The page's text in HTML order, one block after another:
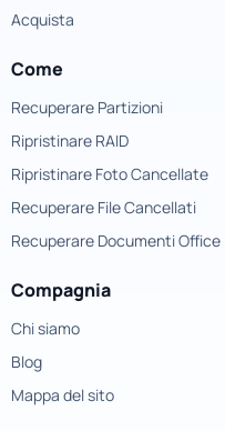
Acquista
Come
Recuperare Partizioni
Ripristinare RAID
Ripristinare Foto Cancellate
Recuperare File Cancellati
Recuperare Documenti Office
Compagnia
Chi siamo
Blog
Mappa del sito